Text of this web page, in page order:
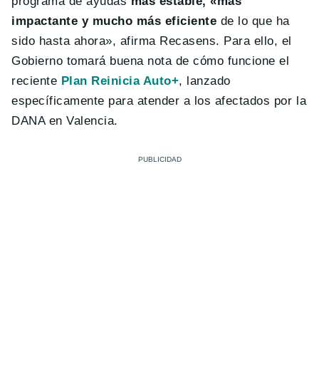
impactante y mucho más eficiente de lo que ha
sido hasta ahora», afirma Recasens. Para ello, el
Gobierno tomará buena nota de cómo funcione el
reciente Plan Reinicia Auto+, lanzado
específicamente para atender a los afectados por la
DANA en Valencia.